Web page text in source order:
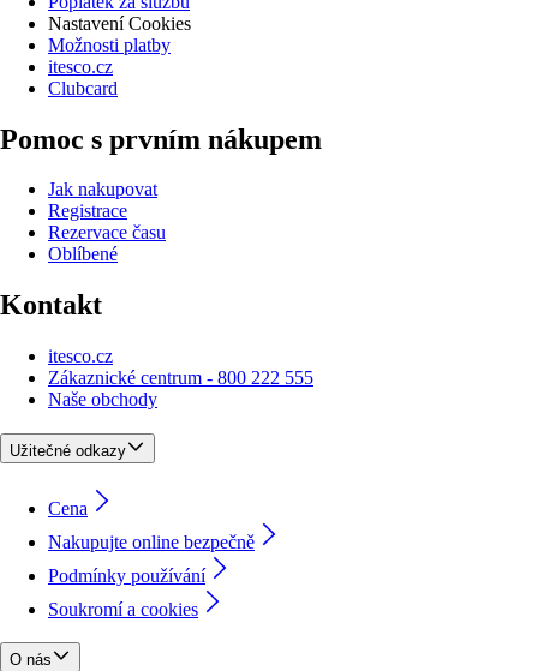
Nastavení Cookies
Možnosti platby
itesco.cz
Clubcard
Pomoc s prvním nákupem
Jak nakupovat
Registrace
Rezervace času
Oblíbené
Kontakt
itesco.cz
Zákaznické centrum - 800 222 555
Naše obchody
Užitečné odkazy
Cena
Nakupujte online bezpečně
Podmínky používání
Soukromí a cookies
O nás